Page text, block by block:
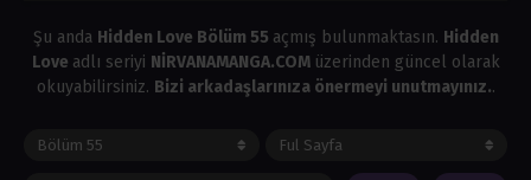
Şu anda Hidden Love Bölüm 55 açmış bulunmaktasın. Hidden
Love adlı seriyi NİRVANAMANGA.COM üzerinden güncel olarak
okuyabilirsiniz. Bizi arkadaşlarınıza önermeyi unutmayınız..